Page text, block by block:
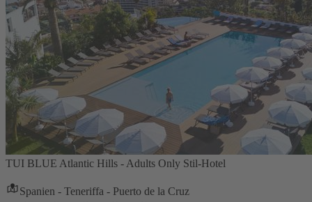
TUI BLUE Atlantic Hills - Adults Only Stil-Hotel
Spanien - Teneriffa - Puerto de la Cruz